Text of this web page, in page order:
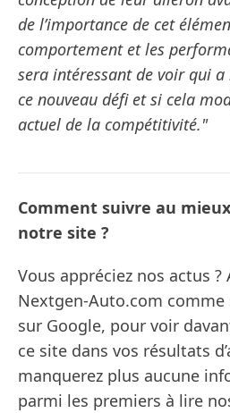
de l’importance de cet
comportement et les
sera intéressant de voir qui
ce nouveau défi et si cela
actuel de la compétitivité."
Comment suivre au
notre site ?
Vous appréciez nos actus
Nextgen-Auto.com
sur Google, pour voir
ce site dans vos résultats
manquerez plus aucune
parmi les premiers à lire